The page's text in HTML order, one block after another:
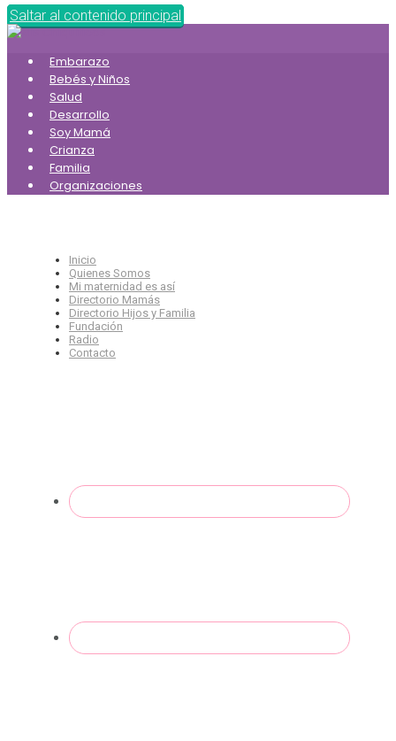
Saltar al contenido principal
Embarazo
Bebés y Niños
Salud
Desarrollo
Soy Mamá
Crianza
Familia
Organizaciones
Inicio
Quienes Somos
Mi maternidad es así
Directorio Mamás
Directorio Hijos y Familia
Fundación
Radio
Contacto